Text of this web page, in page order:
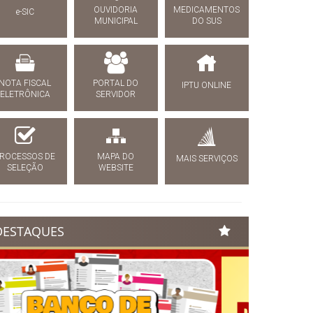
e-SIC
OUVIDORIA
MUNICIPAL
MEDICAMENTOS
DO SUS
FISCAL
ELETRÔNICA
PORTAL DO
SERVIDOR
IPTU ONLINE
DE
SELEÇÃO
MAPA DO
WEBSITE
MAIS SERVIÇOS